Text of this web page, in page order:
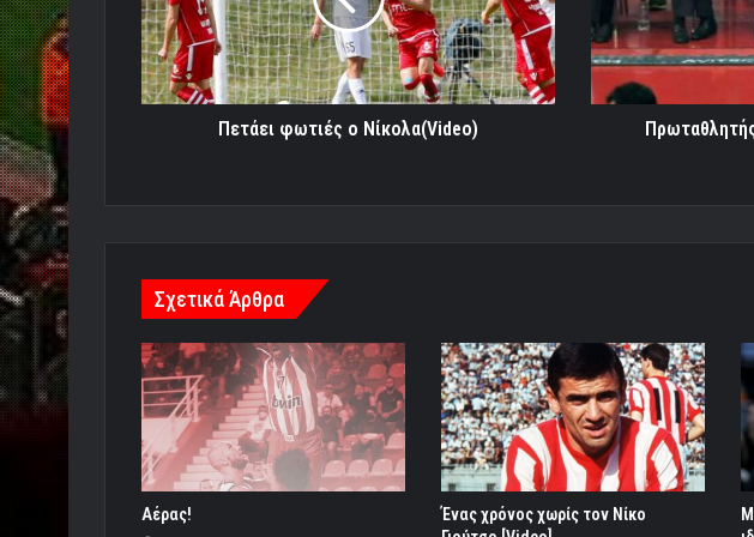
Πετάει φωτιές ο Νίκολα(Video)
(Video)
Σχετικά Άρθρα
Aέρας!
Ένας χρόνος χωρίς τον Νίκο